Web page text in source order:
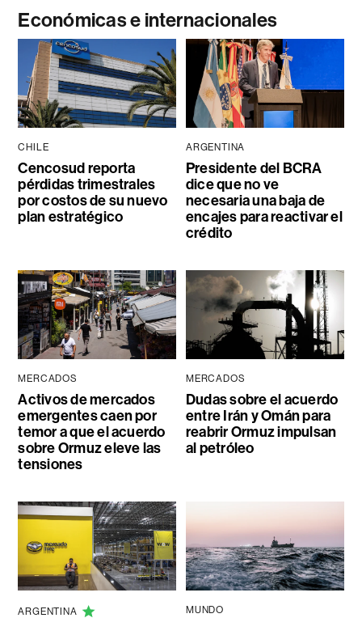
Económicas e internacionales
CHILE
Cencosud reporta
pérdidas trimestrales
por costos de su nuevo
plan estratégico
ARGENTINA
Presidente del BCRA
dice que no ve
necesaria una baja de
encajes para reactivar el
crédito
MERCADOS
Activos de mercados
emergentes caen por
temor a que el acuerdo
sobre Ormuz eleve las
tensiones
MERCADOS
Dudas sobre el acuerdo
entre Irán y Omán para
reabrir Ormuz impulsan
al petróleo
ARGENTINA MUNDO